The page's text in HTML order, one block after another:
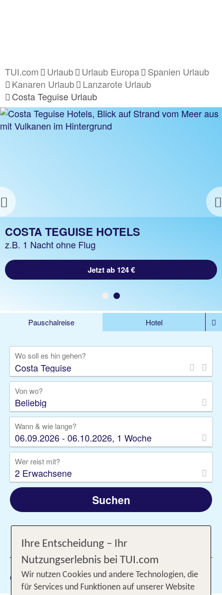
TUI.com Urlaub Urlaub Europa
Spanien Urlaub
Kanaren Urlaub
Lanzarote Urlaub
Costa Teguise Urlaub
Previous
COSTA TEGUISE URLAUB
z.B. 1 Woche Hotel inkl. Flug
Jetzt ab 985 €
COSTA TEGUISE HOTELS
z.B. 1 Nacht ohne Flug
Jetzt ab 124 €
Pauschalreise
Hotel
Kreuzfahrten
Rundreisen
Privattransfer
Zusatzleistungen
Wo soll es hin gehen?
Von wo?
Beliebig
Wann & wie lange?
06.09.2026 - 06.10.2026, 1 Woche
Wer reist mit?
2 Erwachsene
Suchen
1 Filter hinzugefügt
Gewählte Filter: Costa Teguise
Ihre Entscheidung – Ihr
Nutzungserlebnis bei TUI.com
Wir nutzen Cookies und andere Technologien, die
für Services und Funktionen auf unserer Website